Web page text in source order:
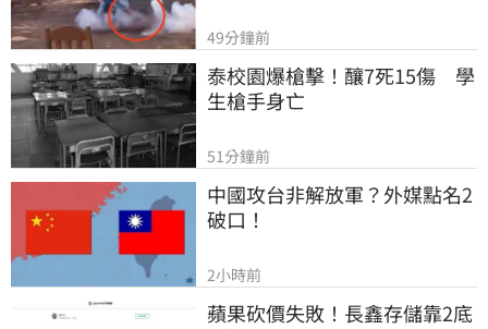
49分鐘前
泰校園爆槍擊！釀7死15傷　學
生槍手身亡
51分鐘前
中國攻台非解放軍？外媒點名2
破口！
2小時前
蘋果砍價失敗！長鑫存儲靠2底